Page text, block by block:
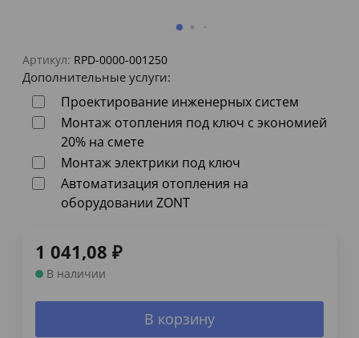
Артикул: RPD-0000-001250
Дополнительные услуги:
Проектирование инженерных систем
Монтаж отопления под ключ с экономией
20% на смете
Монтаж электрики под ключ
Автоматизация отопления на
оборудовании ZONT
1 041,08 ₽
В наличии
В корзину